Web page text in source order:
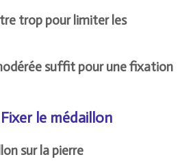
trop pour limiter les
suffit pour une fixation
le médaillon
sur la pierre